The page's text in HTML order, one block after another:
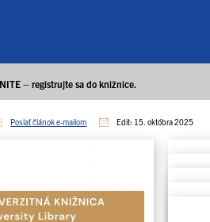
– registrujte sa do knižnice.
Poslať článok e-mailom Edit: 15. októbra 2025